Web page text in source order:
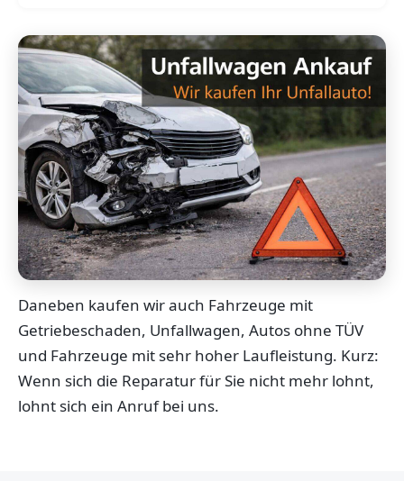
Daneben kaufen wir auch Fahrzeuge mit
Getriebeschaden, Unfallwagen, Autos ohne TÜV
und Fahrzeuge mit sehr hoher Laufleistung. Kurz:
Wenn sich die Reparatur für Sie nicht mehr lohnt,
lohnt sich ein Anruf bei uns.